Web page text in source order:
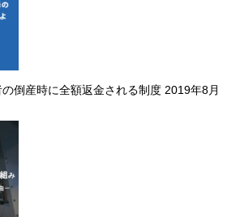
倒産時に全額返金される制度2019年8月